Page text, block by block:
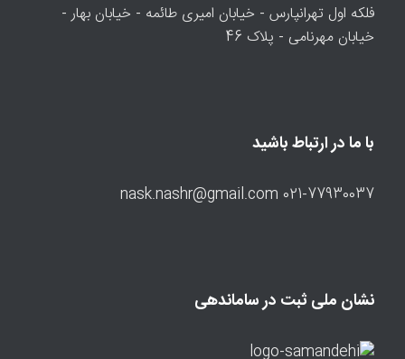
فلکه اول تهرانپارس - خیابان امیری طائمه - خیابان بهار -
خیابان مهرنامی - پلاک 46
با ما در ارتباط باشید
021-77930037 nask.nashr@gmail.com
نشان ملی ثبت در ساماندهی